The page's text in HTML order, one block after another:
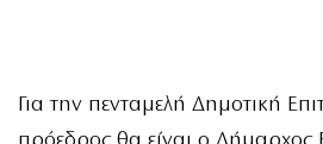
Για την πενταμελή Δημοτική